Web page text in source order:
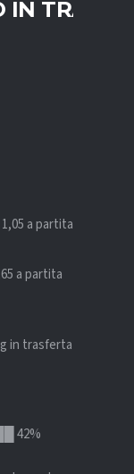
IN
a partita
a partita
in trasferta europea:
42%